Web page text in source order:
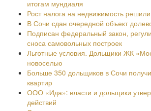
итогам мундиаля
Рост налога на недвижимость
В Сочи сдан очередной объект
Подписан федеральный закон,
сноса самовольных построек
Льготные условия. Дольщики ЖК
новоселью
Больше 350 дольщиков в Сочи
квартир
ООО «Ида»: власти и дольщики
действий